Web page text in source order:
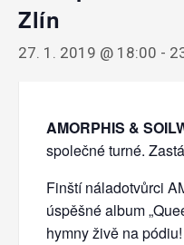
Zlín
27. 1. 2019 @ 18:00 -
AMORPHIS &
společné turné.
Finští náladotvůrci
úspěšné album
hymny živě na